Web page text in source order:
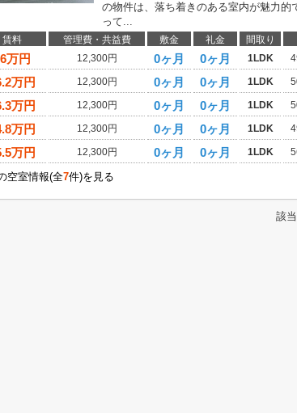
の物件は、落ち着きのある室内が魅力
って...
賃料 管理費・共益費 敷金 礼金 間取り
万円 12,300円 0ヶ月 0ヶ月 1LDK
万円 12,300円 0ヶ月 0ヶ月 1LDK
万円 12,300円 0ヶ月 0ヶ月 1LDK
万円 12,300円 0ヶ月 0ヶ月 1LDK
万円 12,300円 0ヶ月 0ヶ月 1LDK
空室情報(全7件)を見る
該